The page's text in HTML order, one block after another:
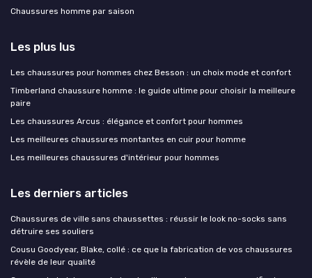
Chaussures homme par saison
Les plus lus
Les chaussures pour hommes chez Besson : un choix mode et confort
Timberland chaussure homme : le guide ultime pour choisir la meilleure
paire
Les chaussures Arcus : élégance et confort pour hommes
Les meilleures chaussures montantes en cuir pour homme
Les meilleures chaussures d'intérieur pour hommes
Les derniers articles
Chaussures de ville sans chaussettes : réussir le look no-socks sans
détruire ses souliers
Cousu Goodyear, Blake, collé : ce que la fabrication de vos chaussures
révèle de leur qualité